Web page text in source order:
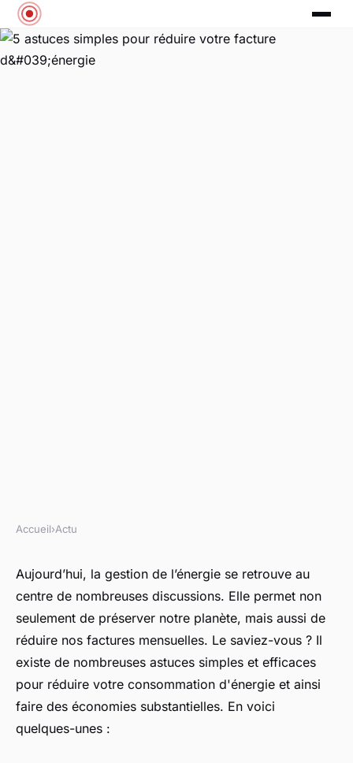
5 astuces simples pour réduire
votre facture d'énergie
sandrine •14 septembre 2023•2 min de lecture
Accueil›Actu
Aujourd’hui, la gestion de l’énergie se retrouve au
centre de nombreuses discussions. Elle permet non
seulement de préserver notre planète, mais aussi de
réduire nos factures mensuelles. Le saviez-vous ? Il
existe de nombreuses astuces simples et efficaces
pour réduire votre consommation d'énergie et ainsi
faire des économies substantielles. En voici
quelques-unes :